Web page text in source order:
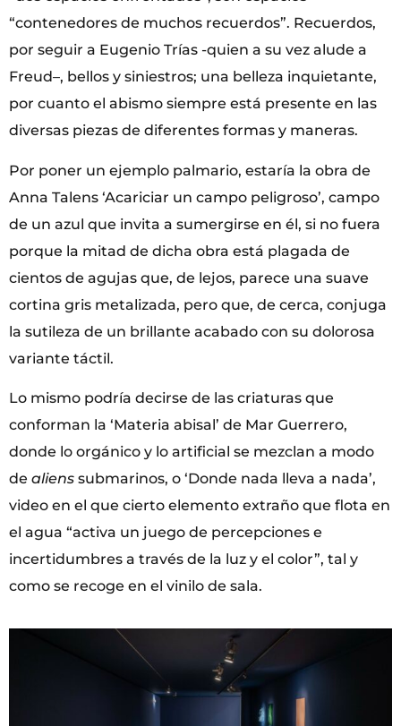
“contenedores de muchos recuerdos”. Recuerdos,
por seguir a Eugenio Trías -quien a su vez alude a
Freud–, bellos y siniestros; una belleza inquietante,
por cuanto el abismo siempre está presente en las
diversas piezas de diferentes formas y maneras.
Por poner un ejemplo palmario, estaría la obra de
Anna Talens ‘Acariciar un campo peligroso’, campo
de un azul que invita a sumergirse en él, si no fuera
porque la mitad de dicha obra está plagada de
cientos de agujas que, de lejos, parece una suave
cortina gris metalizada, pero que, de cerca, conjuga
la sutileza de un brillante acabado con su dolorosa
variante táctil.
Lo mismo podría decirse de las criaturas que
conforman la ‘Materia abisal’ de Mar Guerrero,
donde lo orgánico y lo artificial se mezclan a modo
de aliens submarinos, o ‘Donde nada lleva a nada’,
video en el que cierto elemento extraño que flota en
el agua “activa un juego de percepciones e
incertidumbres a través de la luz y el color”, tal y
como se recoge en el vinilo de sala.